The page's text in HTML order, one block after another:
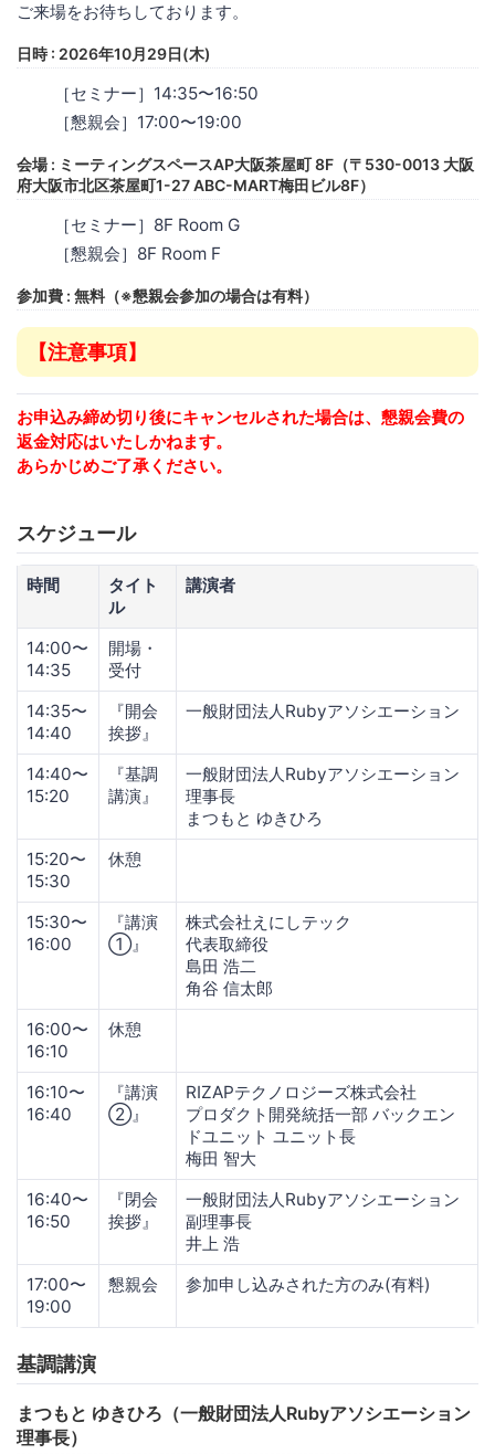
ご来場をお待ちしております。
日時 : 2026年10月29日(木)
［セミナー］14:35〜16:50
［懇親会］17:00〜19:00
会場 : ミーティングスペースAP大阪茶屋町 8F（〒530-0013 大阪
府大阪市北区茶屋町1-27 ABC-MART梅田ビル8F）
［セミナー］8F Room G
［懇親会］8F Room F
参加費 : 無料（※懇親会参加の場合は有料）
【注意事項】
お申込み締め切り後にキャンセルされた場合は、懇親会費の
返金対応はいたしかねます。
あらかじめご了承ください。
スケジュール
時間
タイト
ル
講演者
14:00〜
14:35
開場・
受付
14:35〜
14:40
『開会
挨拶』
一般財団法人Rubyアソシエーション
14:40〜
15:20
『基調
講演』
一般財団法人Rubyアソシエーション
理事長
まつもと ゆきひろ
15:20〜
15:30
休憩
15:30〜
16:00
『講演
①』
株式会社えにしテック
代表取締役
島田 浩二
角谷 信太郎
16:00〜
16:10
休憩
16:10〜
16:40
『講演
②』
RIZAPテクノロジーズ株式会社
プロダクト開発統括一部 バックエン
ドユニット ユニット長
梅田 智大
16:40〜
16:50
『閉会
挨拶』
一般財団法人Rubyアソシエーション
副理事長
井上 浩
17:00〜
19:00
懇親会 参加申し込みされた方のみ(有料)
基調講演
まつもと ゆきひろ（一般財団法人Rubyアソシエーション
理事長）